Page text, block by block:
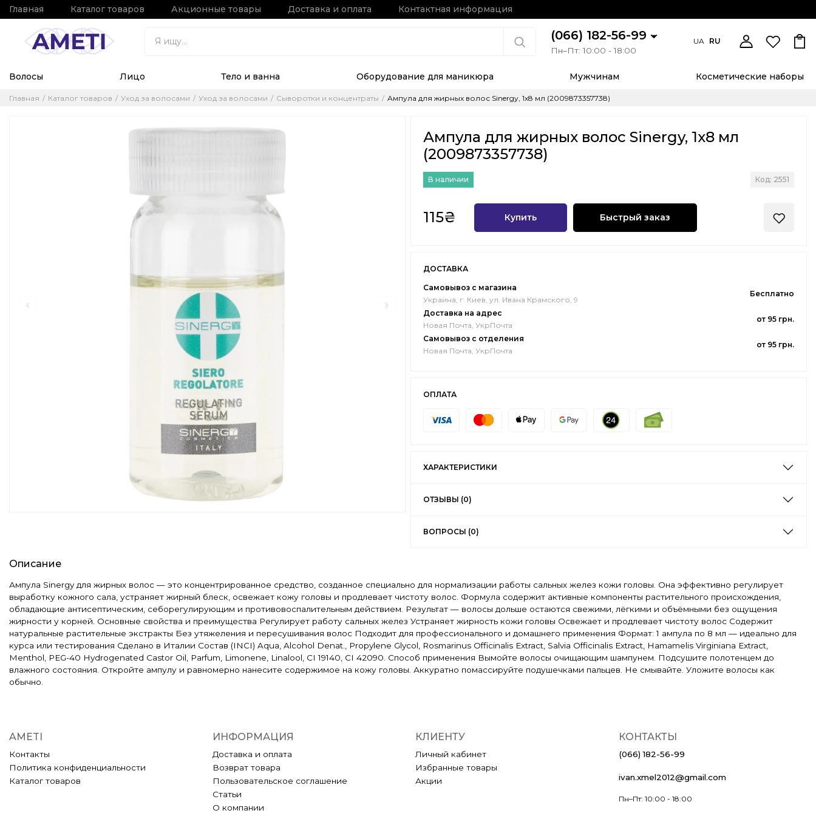
Главная Каталог товаров Акционные товары Доставка и оплата Контактная информация
(066) 182-56-99
Пн–Пт: 10:00 - 18:00
UA RU
Волосы Лицо Тело и ванна Оборудование для маникюра Мужчинам Косметические наборы
Главная Каталог товаров Уход за волосами Уход за волосами Сыворотки и концентраты Ампула для жирных волос Sinergy, 1х8 мл (2009873357738)
Ампула для жирных волос Sinergy, 1х8 мл
(2009873357738)
В наличии Код: 2551
115₴ Купить Быстрый заказ
ДОСТАВКА
Самовывоз с магазина
Украина, г. Киев, ул. Ивана Крамского, 9
Бесплатно
Доставка на адрес
Новая Почта, УкрПочта
от 95 грн.
Самовывоз с отделения
Новая Почта, УкрПочта
от 95 грн.
ОПЛАТА
ХАРАКТЕРИСТИКИ
ОТЗЫВЫ (0)
ВОПРОСЫ (0)
Описание
Ампула Sinergy для жирных волос — это концентрированное средство, созданное специально для нормализации работы сальных желез кожи головы. Она эффективно регулирует
выработку кожного сала, устраняет жирный блеск, освежает кожу головы и продлевает чистоту волос. Формула содержит активные компоненты растительного происхождения,
обладающие антисептическим, себорегулирующим и противовоспалительным действием. Результат — волосы дольше остаются свежими, лёгкими и объёмными без ощущения
жирности у корней. Основные свойства и преимущества Регулирует работу сальных желез Устраняет жирность кожи головы Освежает и продлевает чистоту волос Содержит
натуральные растительные экстракты Без утяжеления и пересушивания волос Подходит для профессионального и домашнего применения Формат: 1 ампула по 8 мл — идеально для
курса или тестирования Сделано в Италии Состав (INCI) Aqua, Alcohol Denat., Propylene Glycol, Rosmarinus Officinalis Extract, Salvia Officinalis Extract, Hamamelis Virginiana Extract,
Menthol, PEG-40 Hydrogenated Castor Oil, Parfum, Limonene, Linalool, CI 19140, CI 42090. Способ применения Вымойте волосы очищающим шампунем. Подсушите полотенцем до
влажного состояния. Откройте ампулу и равномерно нанесите содержимое на кожу головы. Аккуратно помассируйте подушечками пальцев. Не смывайте. Уложите волосы как
обычно.
AMETI
Контакты
Политика конфиденциальности
Каталог товаров
ИНФОРМАЦИЯ
Доставка и оплата
Возврат товара
Пользовательское соглашение
Статьи
О компании
КЛИЕНТУ
Личный кабинет
Избранные товары
Акции
КОНТАКТЫ
(066) 182-56-99
ivan.xmel2012@gmail.com
Пн–Пт: 10:00 - 18:00